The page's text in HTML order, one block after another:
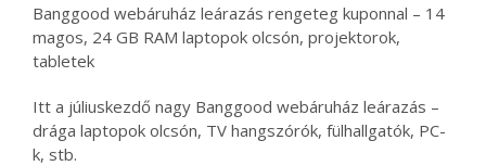
Banggood webáruház leárazás rengeteg kuponnal – 14
magos, 24 GB RAM laptopok olcsón, projektorok,
tabletek
Itt a júliuskezdő nagy Banggood webáruház leárazás –
drága laptopok olcsón, TV hangszórók, fülhallgatók, PC-
k, stb.